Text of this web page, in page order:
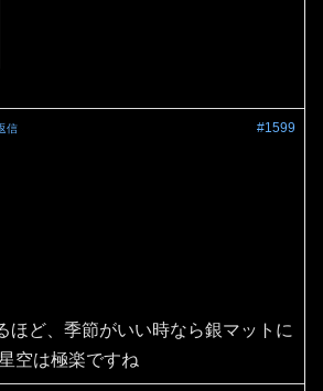
#1599
信
ほど、季節がいい時なら銀マットに
空は極楽ですね